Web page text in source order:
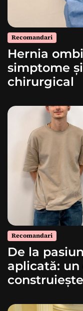
Recomandari
Hernia
simptome
chirurgical
Recomandari
De la
aplicată: un